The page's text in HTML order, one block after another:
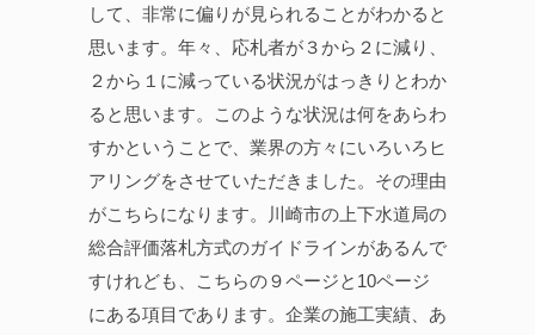
して、非常に偏りが見られることがわかると
思います。年々、応札者が３から２に減り、
２から１に減っている状況がはっきりとわか
ると思います。このような状況は何をあらわ
すかということで、業界の方々にいろいろヒ
アリングをさせていただきました。その理由
がこちらになります。川崎市の上下水道局の
総合評価落札方式のガイドラインがあるんで
すけれども、こちらの９ページと10ページ
にある項目であります。企業の施工実績、あ